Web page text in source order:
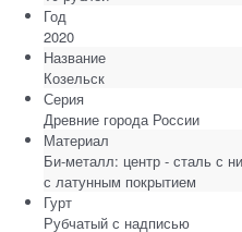
Год
2020
Название
Козельск
Серия
Древние города России
Материал
Би-металл: центр - сталь с
с латунным покрытием
Гурт
Рубчатый с надписью